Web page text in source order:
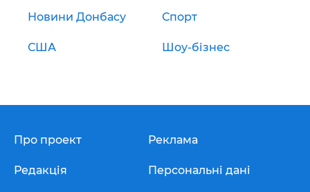
Новини Донбасу Спорт
США Шоу-бізнес
Про проект
Редакція
Реклама
Персональні дані